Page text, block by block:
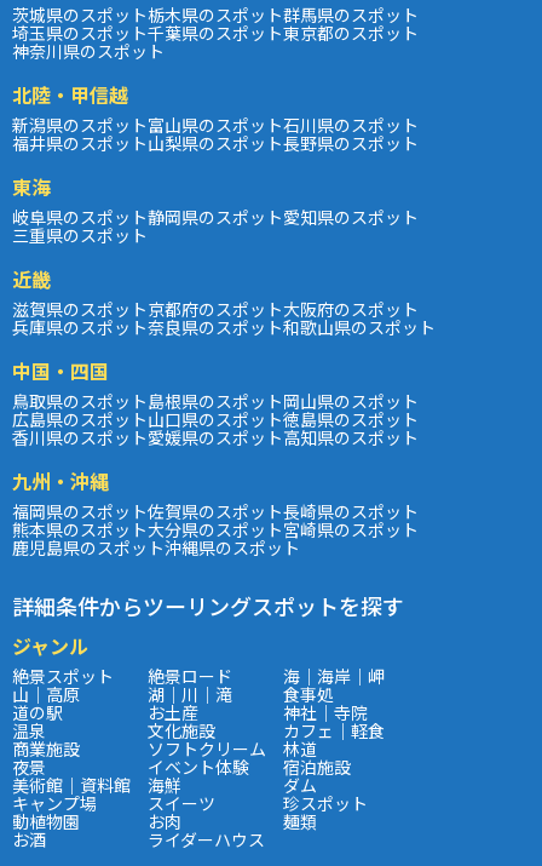
茨城県のスポット栃木県のスポット群馬県のスポット
埼玉県のスポット千葉県のスポット東京都のスポット
神奈川県のスポット
北陸・甲信越
新潟県のスポット富山県のスポット石川県のスポット
福井県のスポット山梨県のスポット長野県のスポット
東海
岐阜県のスポット静岡県のスポット愛知県のスポット
三重県のスポット
近畿
滋賀県のスポット京都府のスポット大阪府のスポット
兵庫県のスポット奈良県のスポット和歌山県のスポット
中国・四国
鳥取県のスポット島根県のスポット岡山県のスポット
広島県のスポット山口県のスポット徳島県のスポット
香川県のスポット愛媛県のスポット高知県のスポット
九州・沖縄
福岡県のスポット佐賀県のスポット長崎県のスポット
熊本県のスポット大分県のスポット宮崎県のスポット
鹿児島県のスポット沖縄県のスポット
詳細条件からツーリングスポットを探す
ジャンル
絶景スポット 絶景ロード 海｜海岸｜岬
山｜高原 湖｜川｜滝 食事処
道の駅 お土産 神社｜寺院
温泉 文化施設 カフェ｜軽食
商業施設 ソフトクリーム 林道
夜景 イベント体験 宿泊施設
美術館｜資料館 海鮮 ダム
キャンプ場 スイーツ 珍スポット
動植物園 お肉 麺類
お酒 ライダーハウス